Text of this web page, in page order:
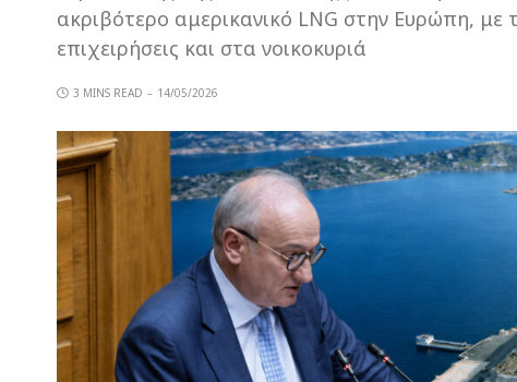
ακριβότερο αμερικανικό LNG στην Ευρώπη,
επιχειρήσεις και στα νοικοκυριά
3 MINS READ 14/05/2026